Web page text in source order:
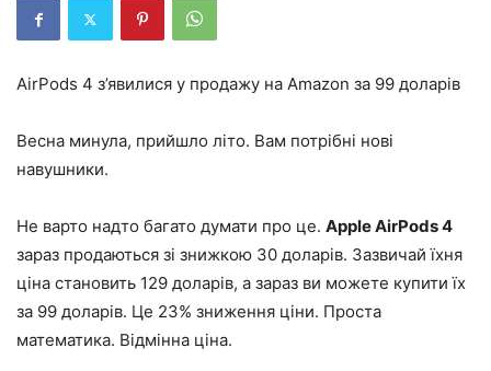
AirPods 4 з’явилися у продажу на Amazon за 99 доларів
Весна минула, прийшло літо. Вам потрібні нові
навушники.
Не варто надто багато думати про це. Apple AirPods 4
зараз продаються зі знижкою 30 доларів. Зазвичай їхня
ціна становить 129 доларів, а зараз ви можете купити їх
за 99 доларів. Це 23% зниження ціни. Проста
математика. Відмінна ціна.